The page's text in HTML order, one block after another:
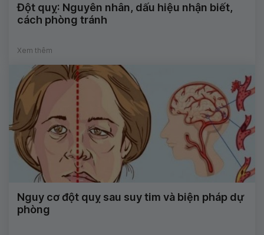
Đột quỵ: Nguyên nhân, dấu hiệu nhận biết,
cách phòng tránh
Xem thêm
Nguy cơ đột quỵ sau suy tim và biện pháp dự
phòng